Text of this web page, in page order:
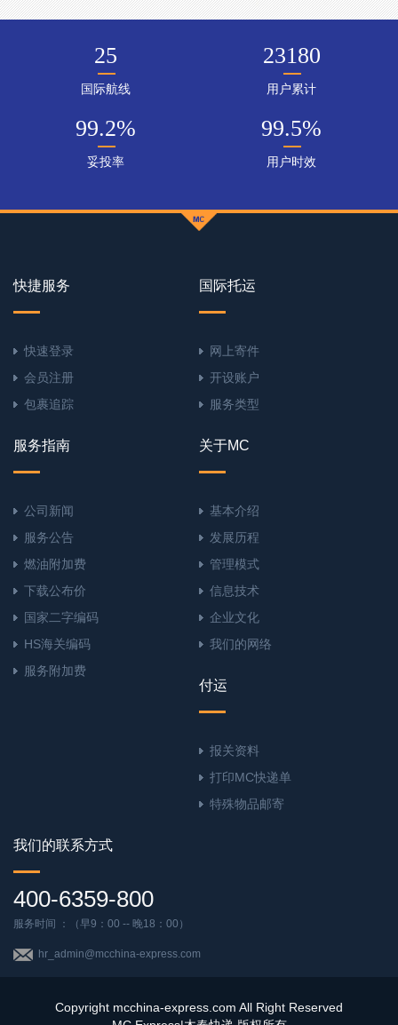
25
国际航线
23180
用户累计
99.2%
妥投率
99.5%
用户时效
快捷服务
快速登录
会员注册
包裹追踪
国际托运
网上寄件
开设账户
服务类型
服务指南
公司新闻
服务公告
燃油附加费
下载公布价
国家二字编码
HS海关编码
服务附加费
关于MC
基本介绍
发展历程
管理模式
信息技术
企业文化
我们的网络
付运
报关资料
打印MC快递单
特殊物品邮寄
我们的联系方式
400-6359-800
服务时间 ：（早9：00 -- 晚18：00）
hr_admin@mcchina-express.com
Copyright mcchina-express.com All Right Reserved